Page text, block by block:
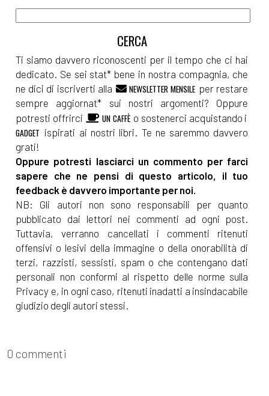
Ti siamo davvero riconoscenti per il tempo che ci hai
dedicato. Se sei stat* bene in nostra compagnia, che
ne dici di iscriverti alla
NEWSLETTER MENSILE per restare
sempre aggiornat* sui nostri argomenti? Oppure
potresti offrirci
UN CAFFÈ o sostenerci acquistando i
GADGET ispirati ai nostri libri. Te ne saremmo davvero
grati!
Oppure potresti lasciarci un commento per farci
sapere che ne pensi di questo articolo, il tuo
feedback è davvero importante per noi.
NB: Gli autori non sono responsabili per quanto
pubblicato dai lettori nei commenti ad ogni post.
Tuttavia, verranno cancellati i commenti ritenuti
offensivi o lesivi della immagine o della onorabilità di
terzi, razzisti, sessisti, spam o che contengano dati
personali non conformi al rispetto delle norme sulla
Privacy e, in ogni caso, ritenuti inadatti a insindacabile
giudizio degli autori stessi.
0 commenti